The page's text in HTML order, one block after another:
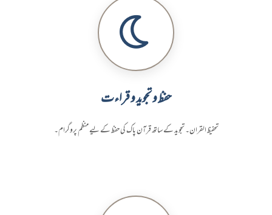
حفظ و تجوید و قراءت
تحفیظ القران۔ تجوید کے ساتھ قرآن پاک کی حفظ کے لیے منظم پروگرام۔